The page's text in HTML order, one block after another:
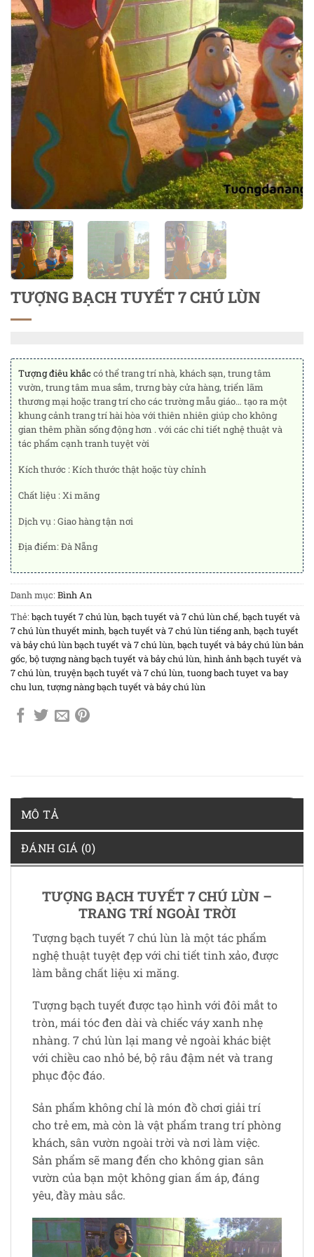
TƯỢNG BẠCH TUYẾT 7 CHÚ LÙN
Tượng điêu khắccó thể trang trí nhà, khách sạn, trung tâm
vườn, trung tâm mua sắm, trưng bày cửa hàng, triển lãm
thương mại hoặc trang trí cho các trường mẫu giáo… tạo ra một
khung cảnh trang trí hài hòa với thiên nhiên giúp cho không
gian thêm phần sống động hơn . với các chi tiết nghệ thuật và
tác phẩm cạnh tranh tuyệt vời
Kích thước : Kích thước thật hoặc tùy chỉnh
Chất liệu : Xi măng
Dịch vụ : Giao hàng tận nơi
Địa điểm: Đà Nẵng
Danh mục:Bình An
Thẻ:bạch tuyết 7 chú lùn, bạch tuyết và 7 chú lùn chế, bạch tuyết và
7 chú lùn thuyết minh, bạch tuyết và 7 chú lùn tiếng anh, bạch tuyết
và bảy chú lùn bạch tuyết và 7 chú lùn, bạch tuyết và bảy chú lùn bản
gốc, bộ tượng nàng bạch tuyết và bảy chú lùn, hình ảnh bạch tuyết và
7 chú lùn, truyện bạch tuyết và 7 chú lùn, tuong bach tuyet va bay
chu lun, tượng nàng bạch tuyết và bảy chú lùn
MÔ TẢ
ĐÁNH GIÁ (0)
TƯỢNG BẠCH TUYẾT 7 CHÚ LÙN –
TRANG TRÍ NGOÀI TRỜI
Tượng bạch tuyết 7 chú lùn là một tác phẩm
nghệ thuật tuyệt đẹp với chi tiết tinh xảo, được
làm bằng chất liệu xi măng.
Tượng bạch tuyết được tạo hình với đôi mắt to
tròn, mái tóc đen dài và chiếc váy xanh nhẹ
nhàng. 7 chú lùn lại mang vẻ ngoài khác biệt
với chiều cao nhỏ bé, bộ râu đậm nét và trang
phục độc đáo.
Sản phẩm không chỉ là món đồ chơi giải trí
cho trẻ em, mà còn là vật phẩm trang trí phòng
khách, sân vườn ngoài trời và nơi làm việc.
Sản phẩm sẽ mang đến cho không gian sân
vườn của bạn một không gian ấm áp, đáng
yêu, đầy màu sắc.